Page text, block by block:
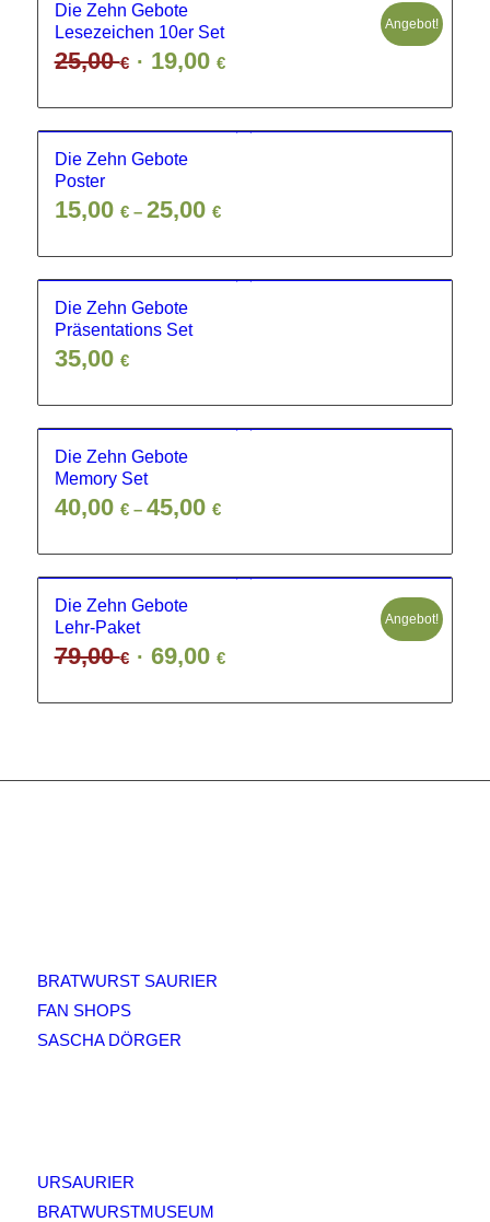
Die Zehn Gebote
Lesezeichen 10er Set
25,00€
Ursprünglicher
war:
25,00 €
19,00 €Aktueller
ist:
19,00 €.
Angebot!
Die Zehn Gebote
Poster
15,00 €– 25,00 €
Die Zehn Gebote
Präsentations Set
35,00 €
Die Zehn Gebote
Memory Set
40,00 €– 45,00 €
Die Zehn Gebote
Lehr-Paket
79,00€
Ursprünglicher
war:
69,00 €Aktueller
ist:
Angebot!
BRATWURST SAURIER
FAN SHOPS
SASCHA DÖRGER
URSAURIER
BRATWURSTMUSEUM